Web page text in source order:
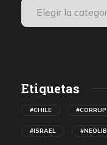
Etiquetas
#CHILE
#ISRAEL